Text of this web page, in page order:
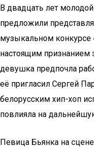
В двадцать лет
предложили
музыкальном конкурсе
настоящим признанием
девушка предпочла
её пригласил Сергей
белорусским хип-хоп
повлияла на
Певица Бьянка на сцене